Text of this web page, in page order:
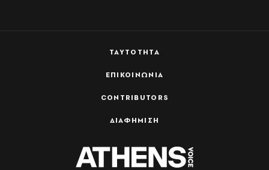
ΤΑΥΤΟΤΗΤΑ
ΕΠΙΚΟΙΝΩΝΙΑ
CONTRIBUTORS
ΔΙΑΦΗΜΙΣΗ